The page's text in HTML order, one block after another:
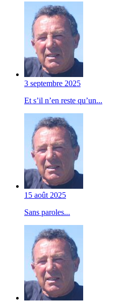
3 septembre 2025
Et s’il n’en reste qu’un...
15 août 2025
Sans paroles...